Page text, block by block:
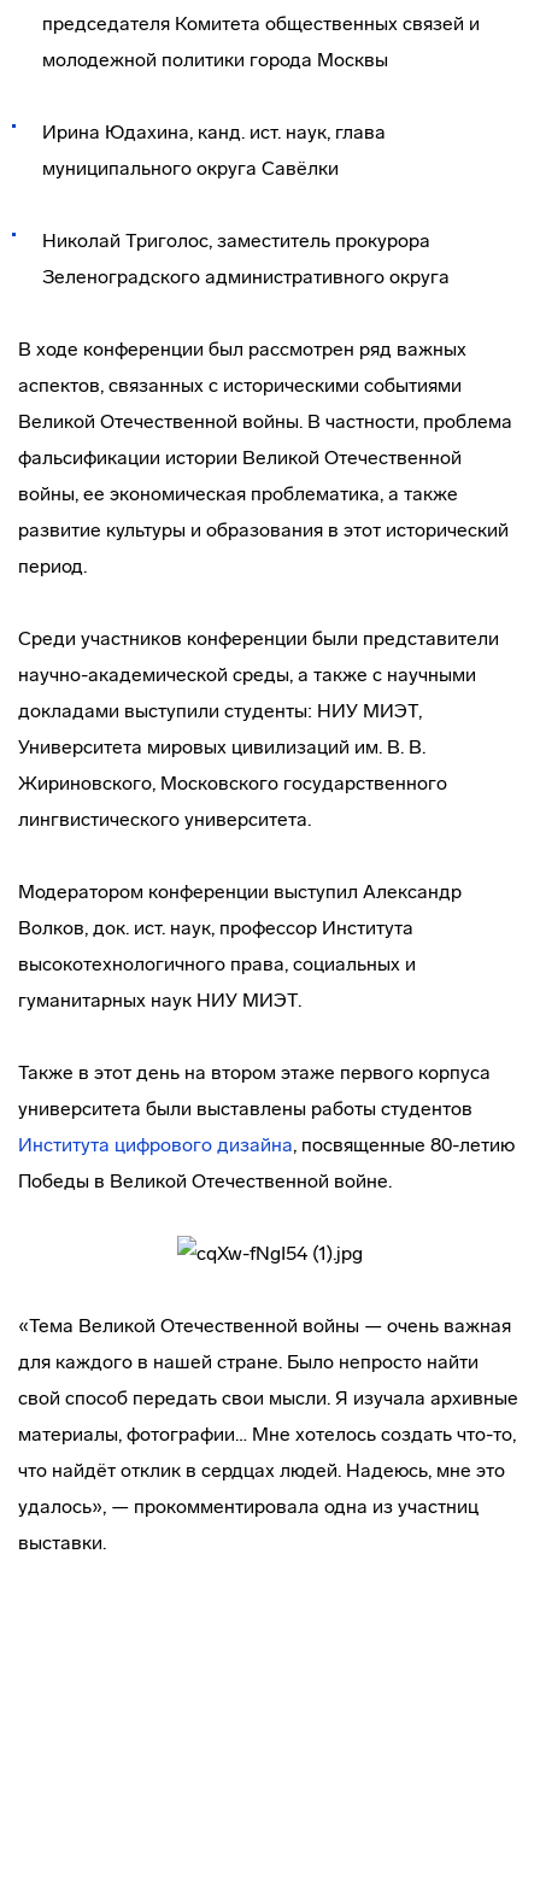
председателя Комитета общественных связей и
молодежной политики города Москвы
Ирина Юдахина, канд. ист. наук, глава
муниципального округа Савёлки
Николай Триголос, заместитель прокурора
Зеленоградского административного округа
В ходе конференции был рассмотрен ряд важных
аспектов, связанных с историческими событиями
Великой Отечественной войны. В частности, проблема
фальсификации истории Великой Отечественной
войны, ее экономическая проблематика, а также
развитие культуры и образования в этот исторический
период.
Среди участников конференции были представители
научно-академической среды, а также с научными
докладами выступили студенты: НИУ МИЭТ,
Университета мировых цивилизаций им. В. В.
Жириновского, Московского государственного
лингвистического университета.
Модератором конференции выступил Александр
Волков, док. ист. наук, профессор Института
высокотехнологичного права, социальных и
гуманитарных наук НИУ МИЭТ.
Также в этот день на втором этаже первого корпуса
университета были выставлены работы студентов
Института цифрового дизайна, посвященные 80-летию
Победы в Великой Отечественной войне.
«Тема Великой Отечественной войны — очень важная
для каждого в нашей стране. Было непросто найти
свой способ передать свои мысли. Я изучала архивные
материалы, фотографии… Мне хотелось создать что-то,
что найдёт отклик в сердцах людей. Надеюсь, мне это
удалось», — прокомментировала одна из участниц
выставки.